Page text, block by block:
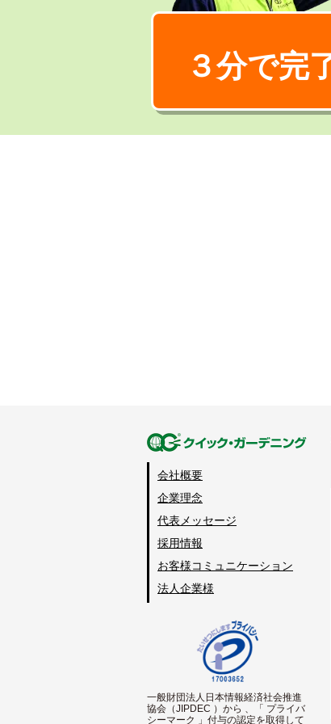
３分で完
会社概要
企業理念
代表メッセージ
採用情報
お客様コミュニケーション
法人企業様
一般財団法人日本情報経済社会推進
協会（JIPDEC ）から 、「 プライバ
シーマーク 」付与の認定を取得して